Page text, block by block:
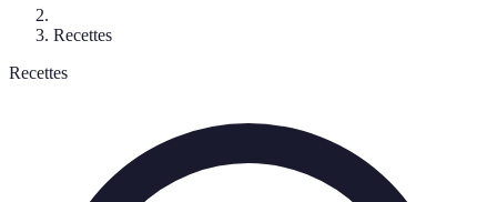
Recettes
Recettes